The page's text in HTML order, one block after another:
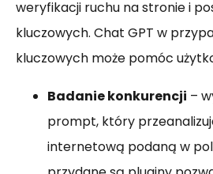
weryfikacji ruchu na stronie i
kluczowych. Chat GPT w
kluczowych może pomóc
Badanie konkurencji –
prompt, który
internetową podaną w